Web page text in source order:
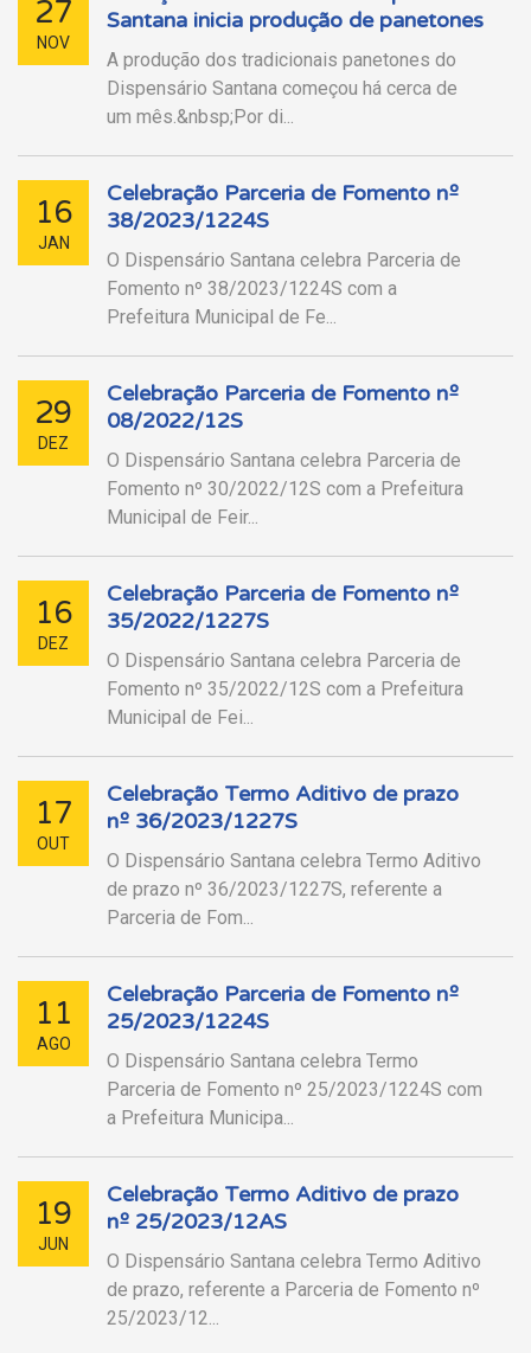
27
NOV
Santana inicia produção de panetones
A produção dos tradicionais panetones do
Dispensário Santana começou há cerca de
um mês.&nbsp;Por di...
16
JAN
Celebração Parceria de Fomento nº
38/2023/1224S
O Dispensário Santana celebra Parceria de
Fomento nº 38/2023/1224S com a
Prefeitura Municipal de Fe...
29
DEZ
Celebração Parceria de Fomento nº
08/2022/12S
O Dispensário Santana celebra Parceria de
Fomento nº 30/2022/12S com a Prefeitura
Municipal de Feir...
16
DEZ
Celebração Parceria de Fomento nº
35/2022/1227S
O Dispensário Santana celebra Parceria de
Fomento nº 35/2022/12S com a Prefeitura
Municipal de Fei...
17
OUT
Celebração Termo Aditivo de prazo
nº 36/2023/1227S
O Dispensário Santana celebra Termo Aditivo
de prazo nº 36/2023/1227S, referente a
Parceria de Fom...
11
AGO
Celebração Parceria de Fomento nº
25/2023/1224S
O Dispensário Santana celebra Termo
Parceria de Fomento nº 25/2023/1224S com
a Prefeitura Municipa...
19
JUN
Celebração Termo Aditivo de prazo
nº 25/2023/12AS
O Dispensário Santana celebra Termo Aditivo
de prazo, referente a Parceria de Fomento nº
25/2023/12...